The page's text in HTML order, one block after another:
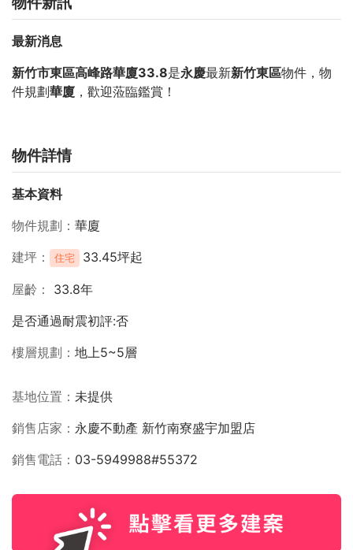
最新消息
新竹市東區高峰路華廈33.8是永慶最新新竹東區物件，物
件規劃華廈 ，歡迎蒞臨鑑賞！
物件詳情
基本資料
物件規劃
華廈
建坪
住宅 33.45坪起
屋齡
33.8年
是否通過耐震初評:否
樓層規劃
地上5~5層
基地位置
未提供
銷售店家
永慶不動產 新竹南寮盛宇加盟店
銷售電話
03-5949988#55372